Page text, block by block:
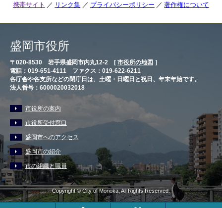
携帯サイト リンク集 プライバシーポリシー 著作権について
盛岡市役所
〒020-8530 岩手県盛岡市内丸12-2 [ 市役所の地図 ］
電話：019-651-4111 ファクス：019-622-6211
各庁舎や各支所などの閉庁日は、土曜・日曜日と祝日、年末年始です。
法人番号：6000020032018
市役所の案内
市役所受付窓口
盛岡市へのアクセス
盛岡市の紹介
市の組織と職員
Copyright © City of Morioka, All Rights Reserved.